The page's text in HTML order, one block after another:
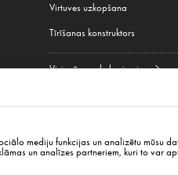
mediju funkcijas un analizētu mūsu
un analīzes partneriem, kuri to var
Virtuves uzkopšana
Tīrīšanas konstruktors
Visi mūsu pakalpojumi
1034